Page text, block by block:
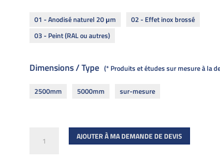
01 - Anodisé naturel 20 μm
02 - Effet inox brossé
03 - Peint (RAL ou autres)
Dimensions / Type * Produits et études sur mesure à la
2500mm 5000mm sur-mesure
AJOUTER À MA DEMANDE DE DEVIS